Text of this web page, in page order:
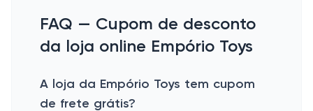
FAQ — Cupom de desconto
da loja online Empório Toys
A loja da Empório Toys tem cupom
de frete grátis?